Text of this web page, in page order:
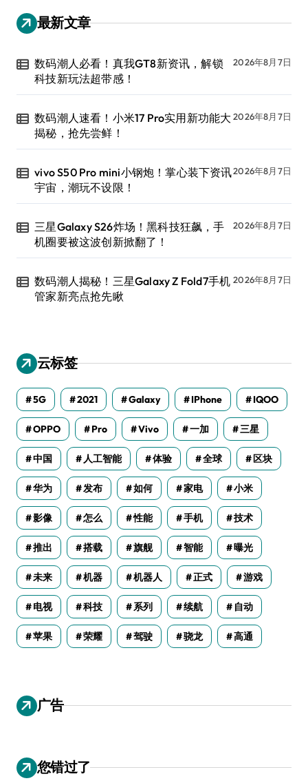
最新文章
数码潮人必看！真我GT8新资讯，解锁
科技新玩法超带感！
2026年8月7日
数码潮人速看！小米17 Pro实用新功能大
揭秘，抢先尝鲜！
2026年8月7日
vivo S50 Pro mini小钢炮！掌心装下资讯
宇宙，潮玩不设限！
2026年8月7日
三星Galaxy S26炸场！黑科技狂飙，手
机圈要被这波创新掀翻了！
2026年8月7日
数码潮人揭秘！三星Galaxy Z Fold7手机
管家新亮点抢先瞅
2026年8月7日
云标签
5G 2021 Galaxy IPhone IQOO
OPPO Pro Vivo 一加 三星
中国 人工智能 体验 全球 区块
华为 发布 如何 家电 小米
影像 怎么 性能 手机 技术
推出 搭载 旗舰 智能 曝光
未来 机器 机器人 正式 游戏
电视 科技 系列 续航 自动
苹果 荣耀 驾驶 骁龙 高通
广告
您错过了